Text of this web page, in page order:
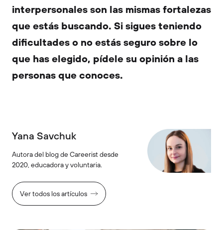
interpersonales son las mismas fortalezas
que estás buscando. Si sigues teniendo
dificultades o no estás seguro sobre lo
que has elegido, pídele su opinión a las
personas que conoces.
Yana Savchuk
Autora del blog de Careerist desde
2020, educadora y voluntaria.
Ver todos los artículos